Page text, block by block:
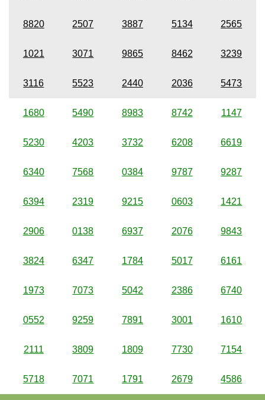
8820 2507 3887 5134 2565
1021 3071 9865 8462 3239
3116 5523 2440 2036 5473
1680 5490 8983 8742 1147
5230 4203 3732 6208 6619
6340 7568 0384 9787 9287
6394 2319 9215 0603 1421
2906 0138 6937 2076 9843
3824 6347 1784 5017 6161
1973 7073 5042 2386 6740
0552 9259 7891 3001 1610
2111 3809 1809 7730 7154
5718 7071 1791 2679 4586